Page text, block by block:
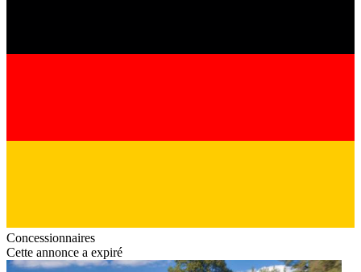
Concessionnaires
Cette annonce a expiré